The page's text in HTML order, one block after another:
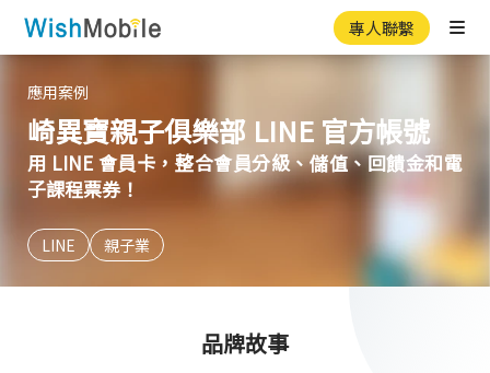
專人聯繫
應用案例
崎異寶親子俱樂部 LINE 官方帳號
用 LINE 會員卡，整合會員分級、儲值、回饋金和電
子課程票券！
LINE 親子業
品牌故事